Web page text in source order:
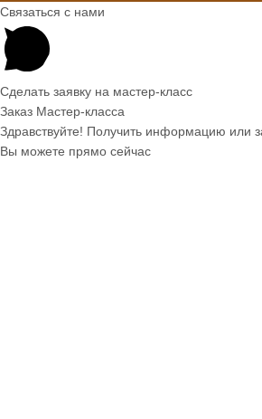
Связаться с нами
Сделать заявку на мастер-класс
Заказ Мастер-класса
Здравствуйте! Получить информацию или
Вы можете прямо сейчас